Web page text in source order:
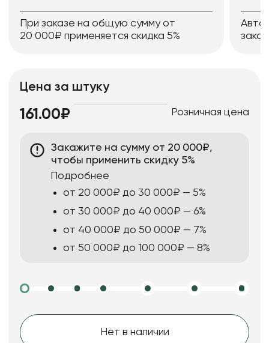
При заказе на общую сумму от
20 000₽ применяется скидка 5%
Цена за штуку
161.00₽ Розничная цена
Закажите на сумму от 20 000₽,
чтобы применить скидку 5%
Подробнее
от 20 000₽ до 30 000₽ — 5%
от 30 000₽ до 40 000₽ — 6%
от 40 000₽ до 50 000₽ — 7%
от 50 000₽ до 100 000₽ — 8%
Нет в наличии